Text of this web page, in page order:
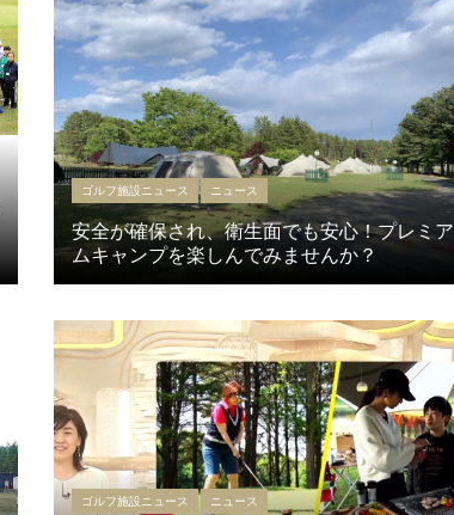
ゴルフ施設ニュース ニュース
安全が確保され、衛生面でも安心！プレミア
ムキャンプを楽しんでみませんか？
ゴルフ施設ニュース ニュース